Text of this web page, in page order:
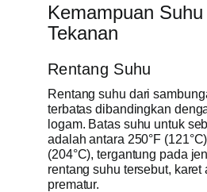
Kemampuan
Tekanan
Rentang Suhu
Rentang suhu dari
terbatas dibandingkan
logam. Batas suhu untuk
adalah antara 250°F
(204°C), tergantung pada
rentang suhu tersebut,
prematur.